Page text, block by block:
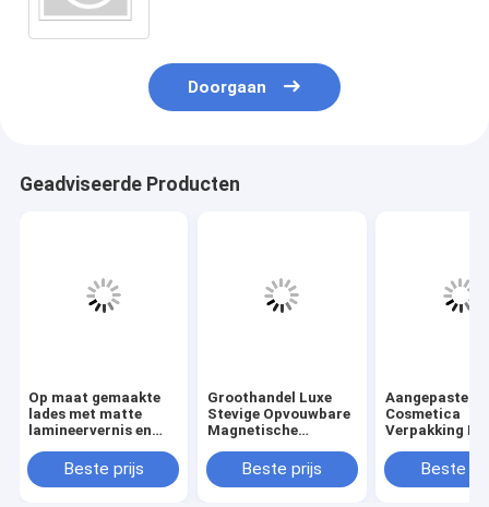
Doorgaan
Geadviseerde Producten
Op maat gemaakte
lades met matte
lamineervernis en
cosmetische
verpakkingen
Beste prijs
Groothandel Luxe
Stevige Opvouwbare
Magnetische
Maat met 3-7 Dagen
Sample Tijd en
Beste prijs
Aangepaste
Cosmetica
Verpakking
Afmetingen
Dagen
Beste